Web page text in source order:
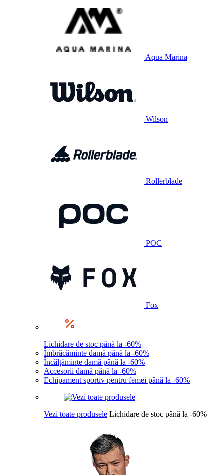
Aqua Marina
Wilson
Rollerblade
POC
Fox
Lichidare de stoc până la -60%
Îmbrăcăminte damă până la -60%
Încălțăminte damă până la -60%
Accesorii damă până la -60%
Echipament sportiv pentru femei până la -60%
Vezi toate produsele Lichidare de stoc până la -60%